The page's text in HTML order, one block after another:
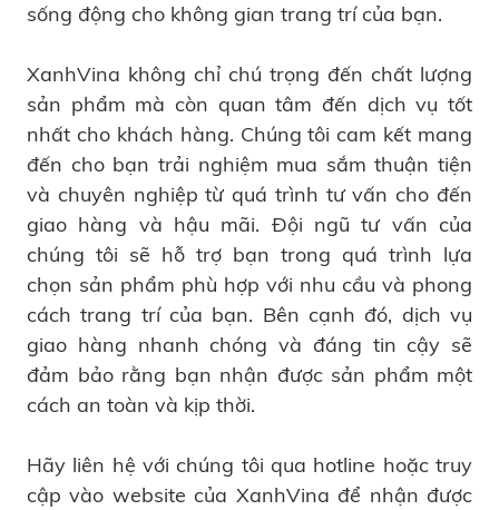
sống động cho không gian trang trí của bạn.
XanhVina không chỉ chú trọng đến chất lượng
sản phẩm mà còn quan tâm đến dịch vụ tốt
nhất cho khách hàng. Chúng tôi cam kết mang
đến cho bạn trải nghiệm mua sắm thuận tiện
và chuyên nghiệp từ quá trình tư vấn cho đến
giao hàng và hậu mãi. Đội ngũ tư vấn của
chúng tôi sẽ hỗ trợ bạn trong quá trình lựa
chọn sản phẩm phù hợp với nhu cầu và phong
cách trang trí của bạn. Bên cạnh đó, dịch vụ
giao hàng nhanh chóng và đáng tin cậy sẽ
đảm bảo rằng bạn nhận được sản phẩm một
cách an toàn và kịp thời.
Hãy liên hệ với chúng tôi qua hotline hoặc truy
cập vào website của XanhVina để nhận được